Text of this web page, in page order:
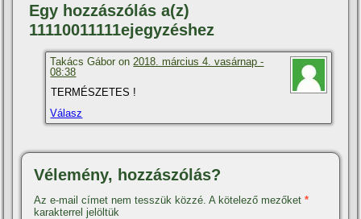
Egy hozzászólás a(z)
11110011111ejegyzéshez
Takács Gábor on 2018. március 4. vasárnap -
08:38
TERMÉSZETES !
Válasz
Vélemény, hozzászólás?
Az e-mail címet nem tesszük közzé. A kötelező mezőket*
karakterrel jelöltük